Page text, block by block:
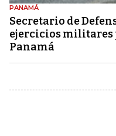
PANAMÁ
Secretario de
ejercicios militares
Panamá